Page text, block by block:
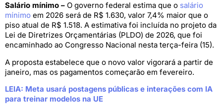
Salário mínimo – O governo federal estima que o salário
mínimo em 2026 será de R$ 1.630, valor 7,4% maior que o
piso atual de R$ 1.518. A estimativa foi incluída no projeto da
Lei de Diretrizes Orçamentárias (PLDO) de 2026, que foi
encaminhado ao Congresso Nacional nesta terça-feira (15).
A proposta estabelece que o novo valor vigorará a partir de
janeiro, mas os pagamentos começarão em fevereiro.
LEIA: Meta usará postagens públicas e interações com IA
para treinar modelos na UE